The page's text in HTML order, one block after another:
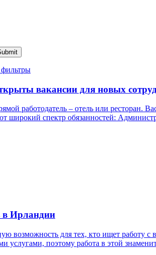
вакансии для новых
работодатель – отель или ресторан.
в Ирландии
возможность для тех, кто ищет работу
услугами, поэтому работа в этой